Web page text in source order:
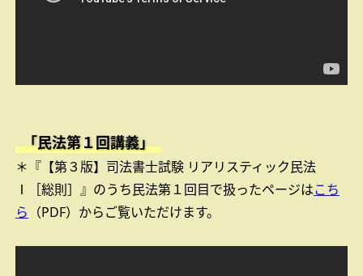
「民法第１回講義」
＊『【第３版】司法書士試験 リアリスティック民法
Ⅰ［総則］』のうち民法第１回目で扱ったページはこち
ら （PDF）からご覧いただけます。